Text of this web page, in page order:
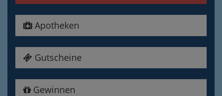
Apotheken
Gutscheine
Gewinnen